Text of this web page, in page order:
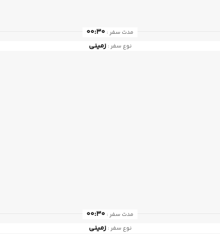
مدت سفر : 00:30
نوع سفر :زمینی
مدت سفر : 00:30
نوع سفر :زمینی